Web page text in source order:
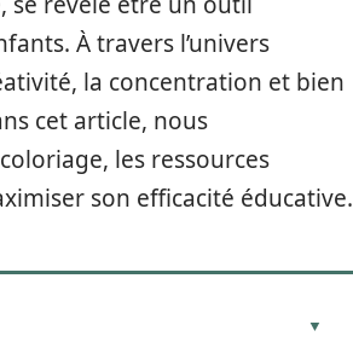
À travers l’univers
la concentration et bien
cet article, nous
les ressources
son efficacité éducative.